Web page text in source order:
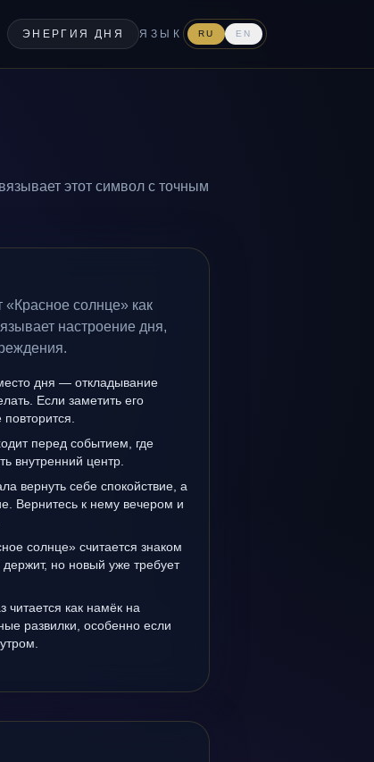
ЭНЕРГИЯ ДНЯ ЯЗЫК RU EN
этот символ с точным
«Красное солнце» как
настроение дня,
дня — откладывание
Если заметить его
перед событием, где
внутренний центр.
вернуть себе спокойствие, а
Вернитесь к нему вечером и
солнце» считается знаком
но новый уже требует
читается как намёк на
развилки, особенно если